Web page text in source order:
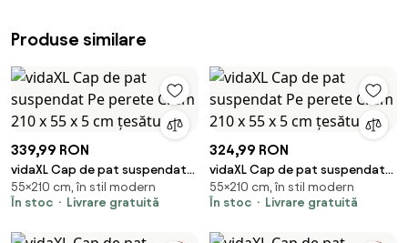
Produse similare
339,99 RON
vidaXL Cap de pat suspendat
Pe perete Crem 210 x 55 x 5 cm
țesătură
55×210 cm, în stil modern
În stoc
Livrare gratuită
324,99 RON
vidaXL Cap de pat suspendat
Pe perete Crem 210 x 55 x 5 cm
țesătură
55×210 cm, în stil modern
În stoc
Livrare gratuită